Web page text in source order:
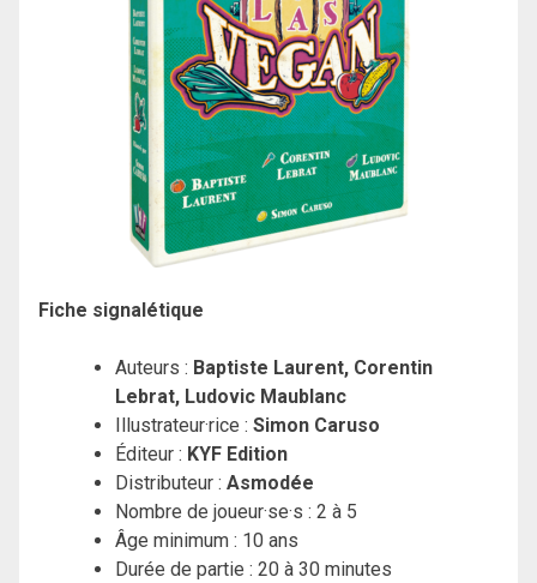
Fiche signalétique
Auteurs : Baptiste Laurent, Corentin
Lebrat, Ludovic Maublanc
Illustrateur·rice : Simon Caruso
Éditeur : KYF Edition
Distributeur : Asmodée
Nombre de joueur·se·s : 2 à 5
Âge minimum : 10 ans
Durée de partie : 20 à 30 minutes